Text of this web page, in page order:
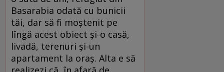
Basarabia odată cu bunicii
tăi, dar să fi moștenit pe
lîngă acest obiect și-o casă,
livadă, terenuri și-un
apartament la oraș. Alta e să